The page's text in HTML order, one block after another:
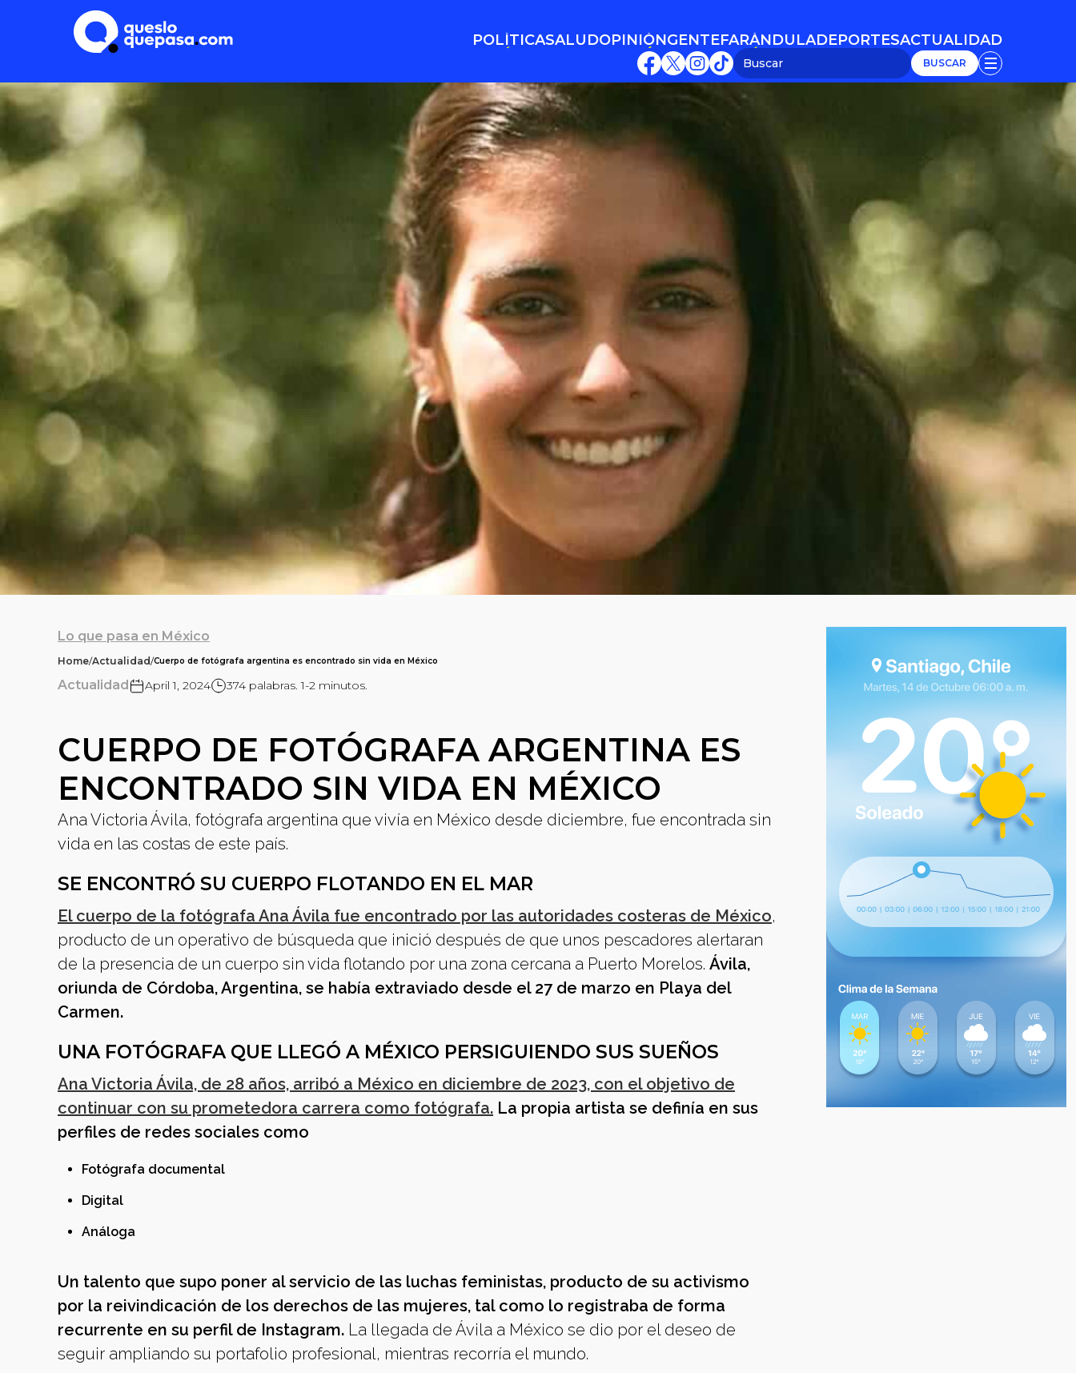
POLÍTICASALUDOPINIÓN
OPINIÓN
GENTE
GENTE
FARÁNDULA
FARÁNDULA
DEPORTESACTUALIDAD
ACTUALIDAD
Lo que pasa en México
Home/Actualidad/Cuerpo de fotógrafa argentina es encontrado sin vida en México
Actualidad April 1, 2024 374 palabras. 1-2 minutos.
CUERPO DE FOTÓGRAFA ARGENTINA ES
ENCONTRADO SIN VIDA EN MÉXICO
Ana Victoria Ávila, fotógrafa argentina que vivía en México desde diciembre, fue encontrada sin
vida en las costas de este país.
SE ENCONTRÓ SU CUERPO FLOTANDO EN EL MAR
El cuerpo de la fotógrafa Ana Ávila fue encontrado por las autoridades costeras de México,
producto de un operativo de búsqueda que inició después de que unos pescadores alertaran
de la presencia de un cuerpo sin vida flotando por una zona cercana a Puerto Morelos. Ávila,
oriunda de Córdoba, Argentina, se había extraviado desde el 27 de marzo en Playa del
Carmen.
UNA FOTÓGRAFA QUE LLEGÓ A MÉXICO PERSIGUIENDO SUS SUEÑOS
Ana Victoria Ávila, de 28 años, arribó a México en diciembre de 2023, con el objetivo de
continuar con su prometedora carrera como fotógrafa. La propia artista se definía en sus
perfiles de redes sociales como
Fotógrafa documental
Digital
Análoga
Un talento que supo poner al servicio de las luchas feministas, producto de su activismo
por la reivindicación de los derechos de las mujeres, tal como lo registraba de forma
recurrente en su perfil de Instagram. La llegada de Ávila a México se dio por el deseo de
seguir ampliando su portafolio profesional, mientras recorría el mundo.